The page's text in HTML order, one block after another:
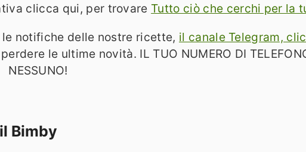
clicca qui, per trovare Tutto ciò che cerchi per la
notifiche delle nostre ricette, il canale Telegram,
le ultime novità. IL TUO NUMERO DI
NESSUNO!
Bimby